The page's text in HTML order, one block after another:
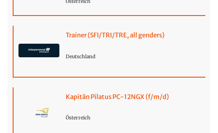
Trainer (SFI/TRI/TRE, all genders)
Deutschland
Kapitän Pilatus PC-12NGX (f/m/d)
Österreich